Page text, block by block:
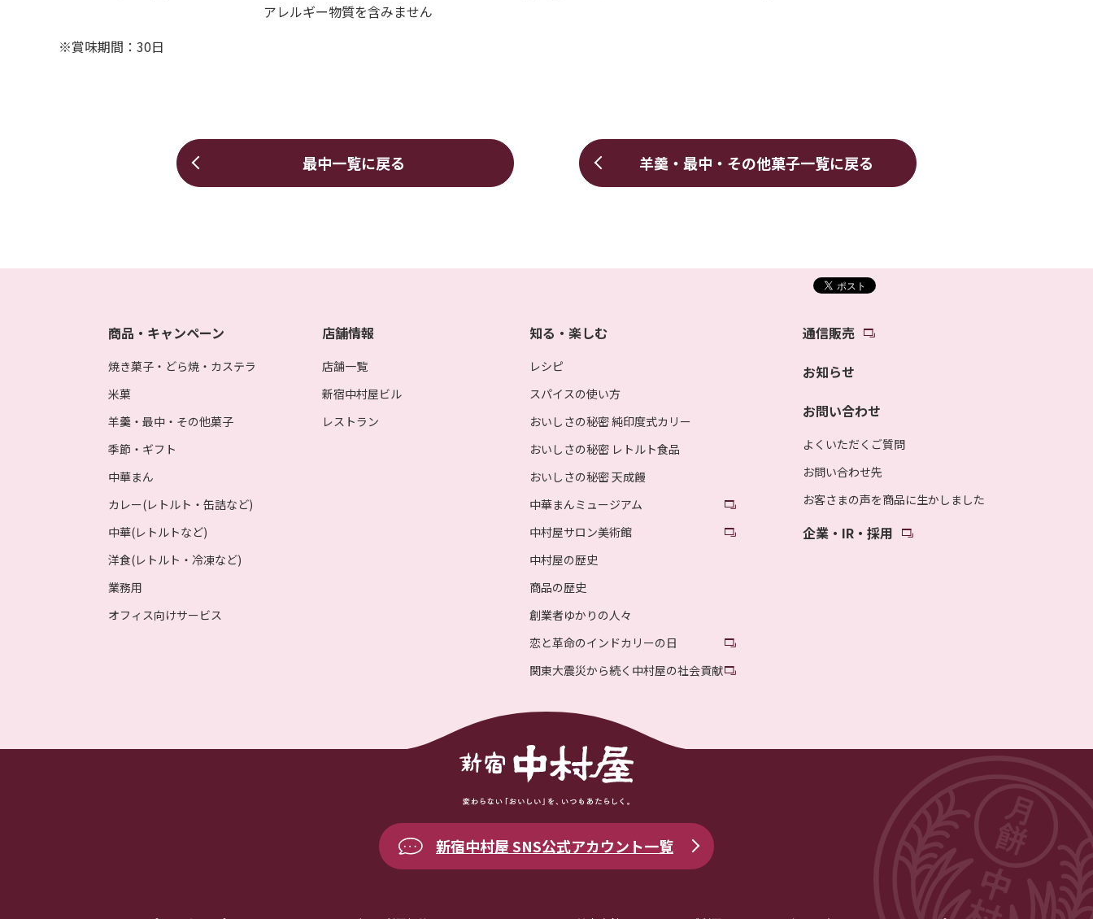
アレルギー物質を含みません
※賞味期間：30日
最中一覧に戻る 羊羹・最中・その他菓子一覧に戻る
商品・キャンペーン
焼き菓子・どら焼・カステラ
米菓
羊羹・最中・その他菓子
季節・ギフト
中華まん
カレー(レトルト・缶詰など)
中華(レトルトなど)
洋食(レトルト・冷凍など)
業務用
オフィス向けサービス
店舗情報
店舗一覧
新宿中村屋ビル
レストラン
知る・楽しむ
レシピ
スパイスの使い方
おいしさの秘密 純印度式カリー
おいしさの秘密 レトルト食品
おいしさの秘密 天成饅
中華まんミュージアム
中村屋サロン美術館
中村屋の歴史
商品の歴史
創業者ゆかりの人々
恋と革命のインドカリーの日
関東大震災から続く中村屋の社会貢献
通信販売
お知らせ
お問い合わせ
よくいただくご質問
お問い合わせ先
お客さまの声を商品に生かしました
企業・IR・採用
新宿中村屋 SNS公式アカウント一覧